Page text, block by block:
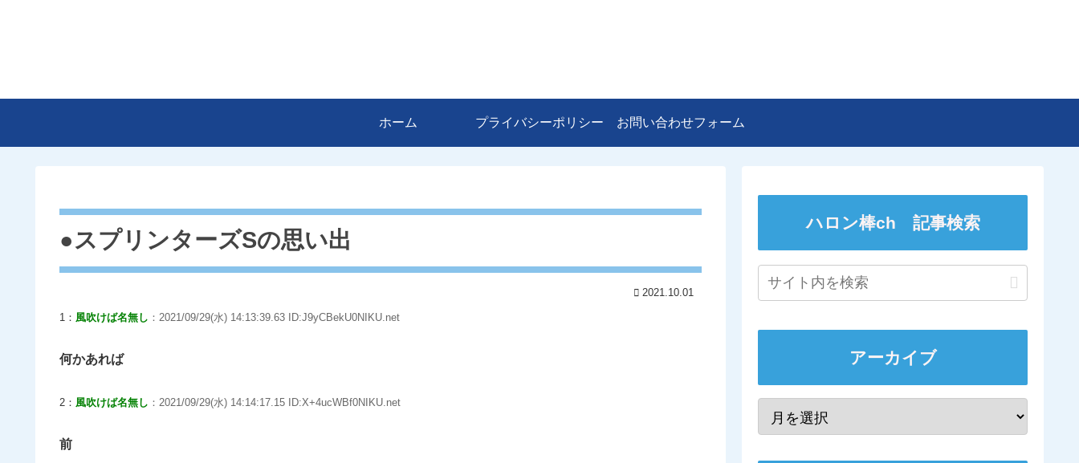
ホーム プライバシーポリシー お問い合わせフォーム
●スプリンターズSの思い出
2021.10.01
1： 風吹けば名無し ：2021/09/29(水) 14:13:39.63 ID:J9yCBekU0NIKU.net
何かあれば
2： 風吹けば名無し ：2021/09/29(水) 14:14:17.15 ID:X+4ucWBf0NIKU.net
前
ハロン棒ch 記事検索
アーカイブ